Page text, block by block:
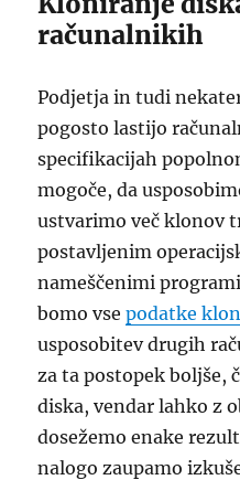
računalnikih
Podjetja in tudi
pogosto lastijo
specifikacijah
mogoče, da
ustvarimo več klonov
postavljenim
nameščenimi
bomo vsepodatke
usposobitev drugih
za ta postopek boljše,
diska, vendar lahko z
dosežemo enake
nalogo zaupamo